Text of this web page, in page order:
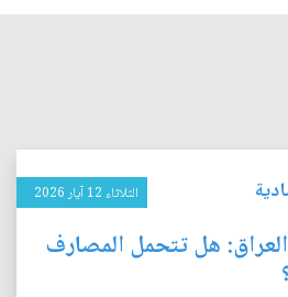
الثلاثاء 12 آيار 2026
هل تتحمل المصارف